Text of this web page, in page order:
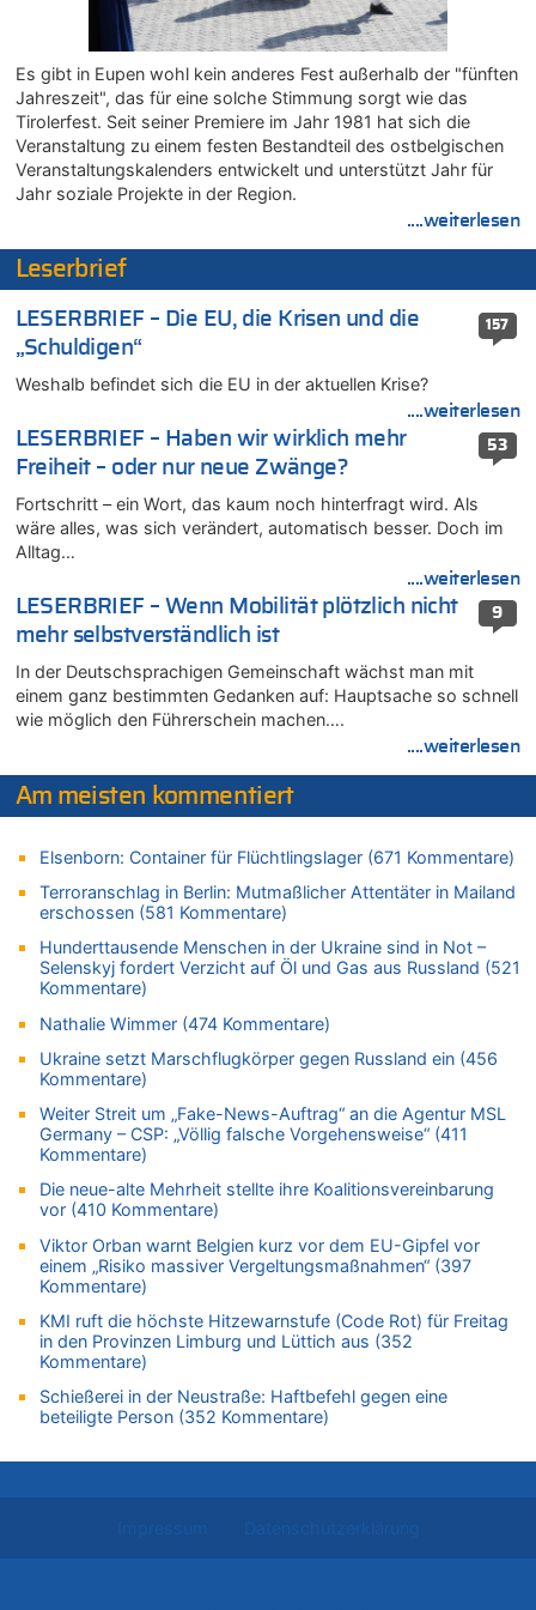
07.08.2026 - 14:35 von Vorfahrt zu
Tempolimit in 30er-Zonen – Untersuchung von Vias
07.08.2026 - 14:33 von Ostbelgien Direkt zu
Offiziell: Van Bommel wird Belgiens Nationaltrainer
07.08.2026 - 13:39 von alter weißer mann zu
Zurück an den Rhein: Hendrich wechselt zum 1. FC Köln
Aachen ab 11. August wieder Mekka des Pferdesports –
Belgien setzt bei Reit-WM auf starke Springreiter
07.08.2026 - 13:31 von Guido Scholzen zu
Wasserstand des Rheins in NRW so niedrig wie noch nie
In Belgien missachten zwei von drei Autofahrern das
Tempolimit in 30er-Zonen – Untersuchung von Vias
07.08.2026 - 13:20 von JoKrings zu
In Belgien missachten zwei von drei Autofahrern das
Tempolimit in 30er-Zonen – Untersuchung von Vias
07.08.2026 - 13:04 von Kein Raser zu
In Belgien missachten zwei von drei Autofahrern das
Tempolimit in 30er-Zonen – Untersuchung von Vias
07.08.2026 - 13:01 von Experten? zu
In Belgien missachten zwei von drei Autofahrern das
07.08.2026 - 12:43 von JoKrings zu
Zweite Hitzewelle in diesem Sommer ist jetzt amtlich
In Belgien missachten zwei von drei Autofahrern das
Tempolimit in 30er-Zonen – Untersuchung von Vias
In Belgien missachten zwei von drei Autofahrern das
07.08.2026 - 11:23 von Dax zu
Tempolimit in 30er-Zonen – Untersuchung von Vias
07.08.2026 - 11:20 von JoKrings zu
In Belgien missachten zwei von drei Autofahrern das
Tempolimit in 30er-Zonen – Untersuchung von Vias
07.08.2026 - 11:15 von Dax zu
Wie kam es zur Ceuta-Krise?
07.08.2026 - 11:12 von Frage zu
Wasserstand des Rheins in NRW so niedrig wie noch nie
07.08.2026 - 10:29 von Soso zu
Aachen ab 11. August wieder Mekka des Pferdesports –
07.08.2026 - 10:23 von Opa zu
In Belgien missachten zwei von drei Autofahrern das
Tempolimit in 30er-Zonen – Untersuchung von Vias
07.08.2026 - 10:05 von Ostbelgien Direkt zu
Soll Belgien Tempolimit auf Autobahnen erhöhen? – In
Tschechien ab 2024 maximal 150 km/h erlaubt
07.08.2026 - 10:05 von N. A. Klar zu
Es gibt in Eupen wohl kein anderes Fest außerhalb der "fünften
Jahreszeit", das für eine solche Stimmung sorgt wie das
Tirolerfest. Seit seiner Premiere im Jahr 1981 hat sich die
Veranstaltung zu einem festen Bestandteil des ostbelgischen
Veranstaltungskalenders entwickelt und unterstützt Jahr für
Jahr soziale Projekte in der Region.
....weiterlesen
Leserbrief
157
LESERBRIEF – Die EU, die Krisen und die
„Schuldigen“
Weshalb befindet sich die EU in der aktuellen Krise?
....weiterlesen
53
LESERBRIEF – Haben wir wirklich mehr
Freiheit – oder nur neue Zwänge?
Fortschritt – ein Wort, das kaum noch hinterfragt wird. Als
wäre alles, was sich verändert, automatisch besser. Doch im
Alltag…
....weiterlesen
9
LESERBRIEF – Wenn Mobilität plötzlich nicht
mehr selbstverständlich ist
In der Deutschsprachigen Gemeinschaft wächst man mit
einem ganz bestimmten Gedanken auf: Hauptsache so schnell
wie möglich den Führerschein machen….
....weiterlesen
Am meisten kommentiert
Elsenborn: Container für Flüchtlingslager (671 Kommentare)
Terroranschlag in Berlin: Mutmaßlicher Attentäter in Mailand
erschossen (581 Kommentare)
Hunderttausende Menschen in der Ukraine sind in Not –
Selenskyj fordert Verzicht auf Öl und Gas aus Russland (521
Kommentare)
Nathalie Wimmer (474 Kommentare)
Ukraine setzt Marschflugkörper gegen Russland ein (456
Kommentare)
Weiter Streit um „Fake-News-Auftrag“ an die Agentur MSL
Germany – CSP: „Völlig falsche Vorgehensweise“ (411
Kommentare)
Die neue-alte Mehrheit stellte ihre Koalitionsvereinbarung
vor (410 Kommentare)
Viktor Orban warnt Belgien kurz vor dem EU-Gipfel vor
einem „Risiko massiver Vergeltungsmaßnahmen“ (397
Kommentare)
KMI ruft die höchste Hitzewarnstufe (Code Rot) für Freitag
in den Provinzen Limburg und Lüttich aus (352
Kommentare)
Schießerei in der Neustraße: Haftbefehl gegen eine
beteiligte Person (352 Kommentare)